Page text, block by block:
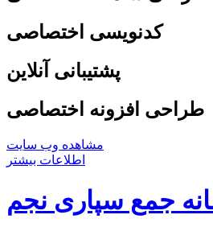
کدنویسی اختصاصی
پشتیبانی آنلاین
طراحی افزونه اختصاصی
مشاهده وب سایت
اطلاعات بیشتر
جمع سپاری نجم